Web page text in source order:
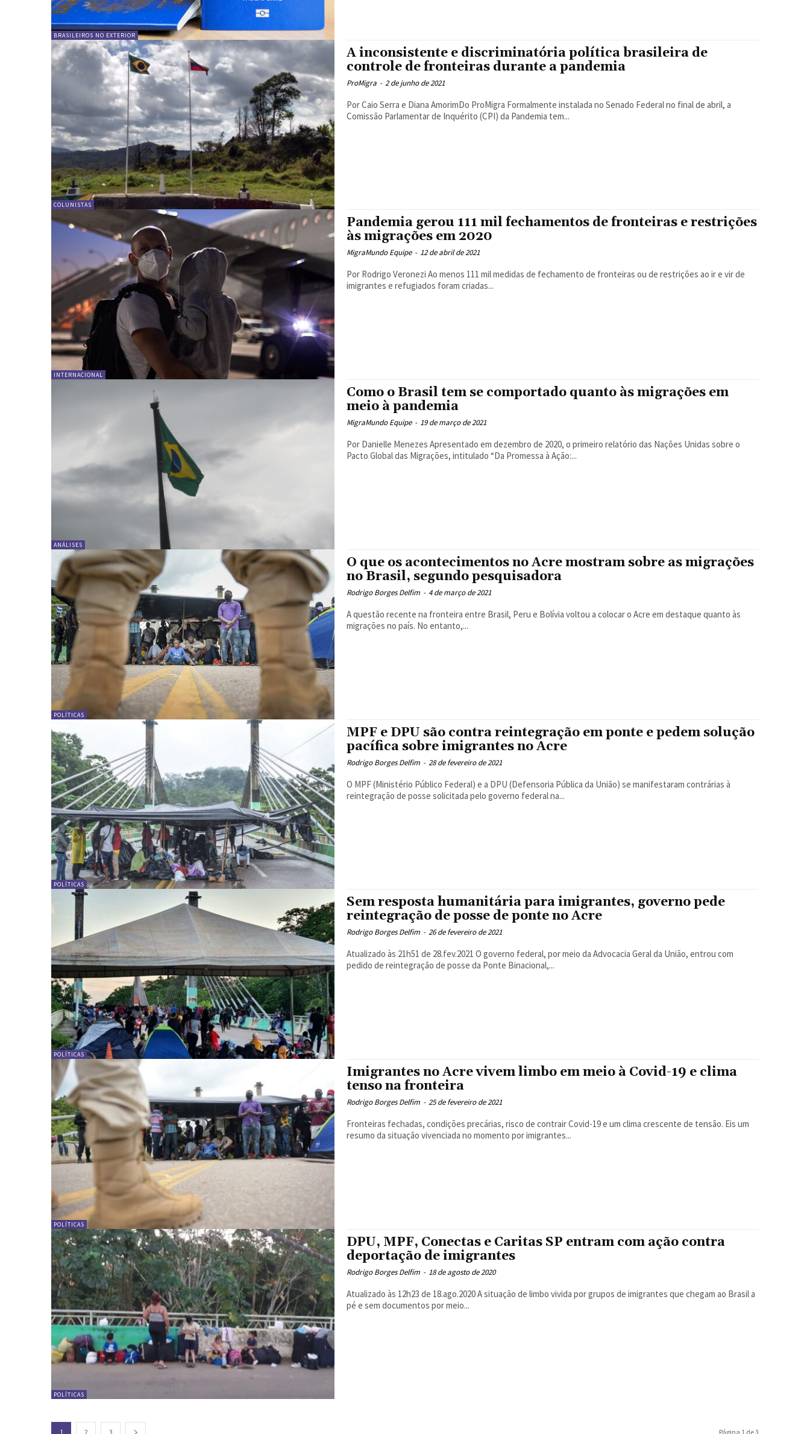
BRASILEIROS NO EXTERIOR
COLUNISTAS
A inconsistente e discriminatória política brasileira de
controle de fronteiras durante a pandemia
ProMigra - 2 de junho de 2021
Por Caio Serra e Diana AmorimDo ProMigra Formalmente instalada no Senado Federal no final de abril, a
Comissão Parlamentar de Inquérito (CPI) da Pandemia tem...
INTERNACIONAL
Pandemia gerou 111 mil fechamentos de fronteiras e restrições
às migrações em 2020
MigraMundo Equipe - 12 de abril de 2021
Por Rodrigo Veronezi Ao menos 111 mil medidas de fechamento de fronteiras ou de restrições ao ir e vir de
imigrantes e refugiados foram criadas...
ANÁLISES
Como o Brasil tem se comportado quanto às migrações em
meio à pandemia
MigraMundo Equipe - 19 de março de 2021
Por Danielle Menezes Apresentado em dezembro de 2020, o primeiro relatório das Nações Unidas sobre o
Pacto Global das Migrações, intitulado “Da Promessa à Ação:...
POLÍTICAS
O que os acontecimentos no Acre mostram sobre as migrações
no Brasil, segundo pesquisadora
Rodrigo Borges Delfim - 4 de março de 2021
A questão recente na fronteira entre Brasil, Peru e Bolívia voltou a colocar o Acre em destaque quanto às
migrações no país. No entanto,...
POLÍTICAS
MPF e DPU são contra reintegração em ponte e pedem solução
pacífica sobre imigrantes no Acre
Rodrigo Borges Delfim - 28 de fevereiro de 2021
O MPF (Ministério Público Federal) e a DPU (Defensoria Pública da União) se manifestaram contrárias à
reintegração de posse solicitada pelo governo federal na...
POLÍTICAS
Sem resposta humanitária para imigrantes, governo pede
reintegração de posse de ponte no Acre
Rodrigo Borges Delfim - 26 de fevereiro de 2021
Atualizado às 21h51 de 28.fev.2021 O governo federal, por meio da Advocacia Geral da União, entrou com
pedido de reintegração de posse da Ponte Binacional,...
POLÍTICAS
Imigrantes no Acre vivem limbo em meio à Covid-19 e clima
tenso na fronteira
Rodrigo Borges Delfim - 25 de fevereiro de 2021
Fronteiras fechadas, condições precárias, risco de contrair Covid-19 e um clima crescente de tensão. Eis um
resumo da situação vivenciada no momento por imigrantes...
POLÍTICAS
DPU, MPF, Conectas e Caritas SP entram com ação contra
deportação de imigrantes
Rodrigo Borges Delfim - 18 de agosto de 2020
Atualizado às 12h23 de 18.ago.2020 A situação de limbo vivida por grupos de imigrantes que chegam ao Brasil a
pé e sem documentos por meio...
1 2 3 Página 1 de 3